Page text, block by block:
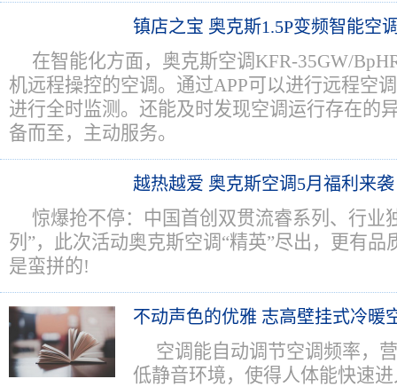
镇店之宝 奥克斯1.5P变频智能空
在智能化方面，奥克斯空调KFR-35GW/
机远程操控的空调。通过APP可以进行远程空
进行全时监测。还能及时发现空调运行存在的
备而至，主动服务。
越热越爱 奥克斯空调5月福利来袭
惊爆抢不停：中国首创双贯流睿系列、行业
列”，此次活动奥克斯空调“精英”尽出，更有品
是蛮拼的!
不动声色的优雅 志高壁挂式冷暖
空调能自动调节空调频率，
低静音环境，使得人体能快速